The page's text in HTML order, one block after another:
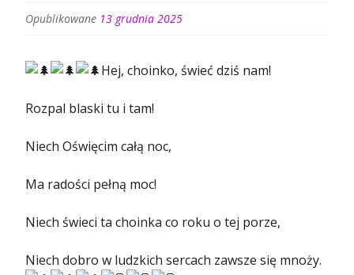
Opublikowane 13 grudnia 2025
Hej, choinko, świeć dziś nam!
Rozpal blaski tu i tam!
Niech Oświęcim całą noc,
Ma radości pełną moc!
Niech świeci ta choinka co roku o tej porze,
Niech dobro w ludzkich sercach zawsze się mnoży.